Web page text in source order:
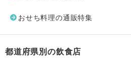
おせち料理の通販特集
都道府県別の飲食店